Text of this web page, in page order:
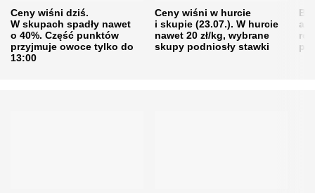
Ceny wiśni dziś.
W skupach spadły nawet
o 40%. Część punktów
przyjmuje owoce tylko do
13:00
Ceny wiśni w hurcie
i skupie (23.07.). W hurcie
nawet 20 zł/kg, wybrane
skupy podniosły stawki